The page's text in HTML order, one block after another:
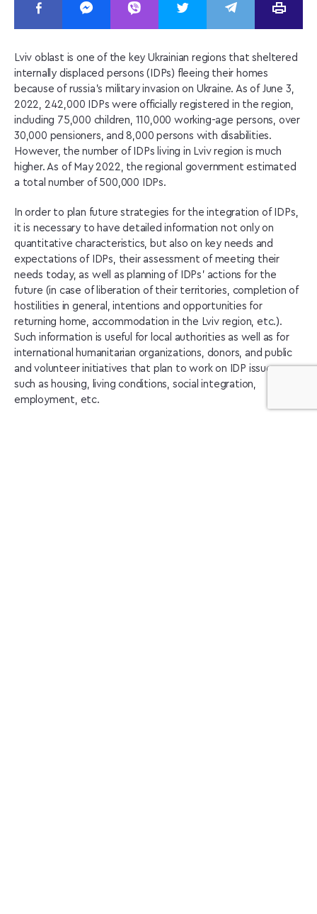
Lviv oblast is one of the key Ukrainian regions that sheltered
internally displaced persons (IDPs) fleeing their homes
because of russia’s military invasion on Ukraine. As of June 3,
2022, 242,000 IDPs were officially registered in the region,
including 75,000 children, 110,000 working-age persons, over
30,000 pensioners, and 8,000 persons with disabilities.
However, the number of IDPs living in Lviv region is much
higher. As of May 2022, the regional government estimated
a total number of 500,000 IDPs.
In order to plan future strategies for the integration of IDPs,
it is necessary to have detailed information not only on
quantitative characteristics, but also on key needs and
expectations of IDPs, their assessment of meeting their
needs today, as well as planning of IDPs’ actions for the
future (in case of liberation of their territories, completion of
hostilities in general, intentions and opportunities for
returning home, accommodation in the Lviv region, etc.).
Such information is useful for local authorities as well as for
international humanitarian organizations, donors, and public
and volunteer initiatives that plan to work on IDP issues,
such as housing, living conditions, social integration,
employment, etc.